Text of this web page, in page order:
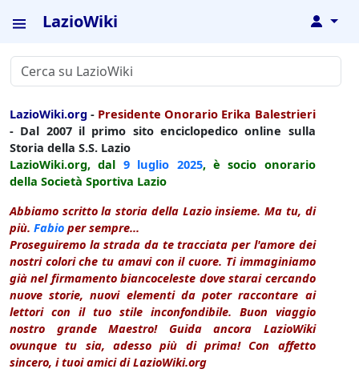
LazioWiki ↓
LazioWiki.org - Presidente Onorario Erika Balestrieri
- Dal 2007 il primo sito enciclopedico online sulla
Storia della S.S. Lazio
LazioWiki.org, dal 9 luglio 2025, è socio onorario
della Società Sportiva Lazio
Abbiamo scritto la storia della Lazio insieme. Ma tu, di
più. Fabio per sempre...
Proseguiremo la strada da te tracciata per l'amore dei
nostri colori che tu amavi con il cuore. Ti immaginiamo
già nel firmamento biancoceleste dove starai cercando
nuove storie, nuovi elementi da poter raccontare ai
lettori con il tuo stile inconfondibile. Buon viaggio
nostro grande Maestro! Guida ancora LazioWiki
ovunque tu sia, adesso più di prima! Con affetto
sincero, i tuoi amici di LazioWiki.org